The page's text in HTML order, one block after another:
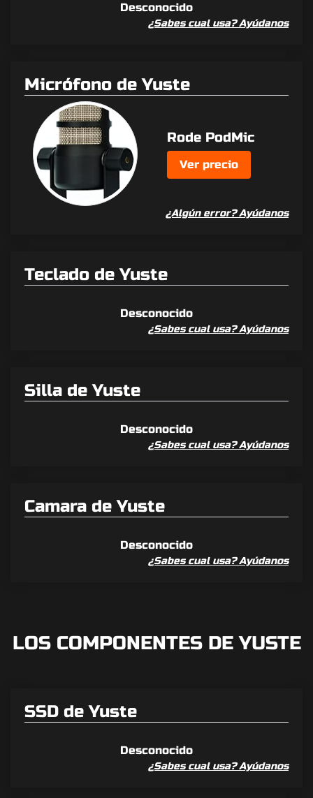
Desconocido
¿Sabes cual usa? Ayúdanos
Micrófono de Yuste
Rode PodMic
Ver precio
¿Algún error? Ayúdanos
Teclado de Yuste
Desconocido
¿Sabes cual usa? Ayúdanos
Silla de Yuste
Desconocido
¿Sabes cual usa? Ayúdanos
Camara de Yuste
Desconocido
¿Sabes cual usa? Ayúdanos
LOS COMPONENTES DE YUSTE
SSD de Yuste
Desconocido
¿Sabes cual usa? Ayúdanos